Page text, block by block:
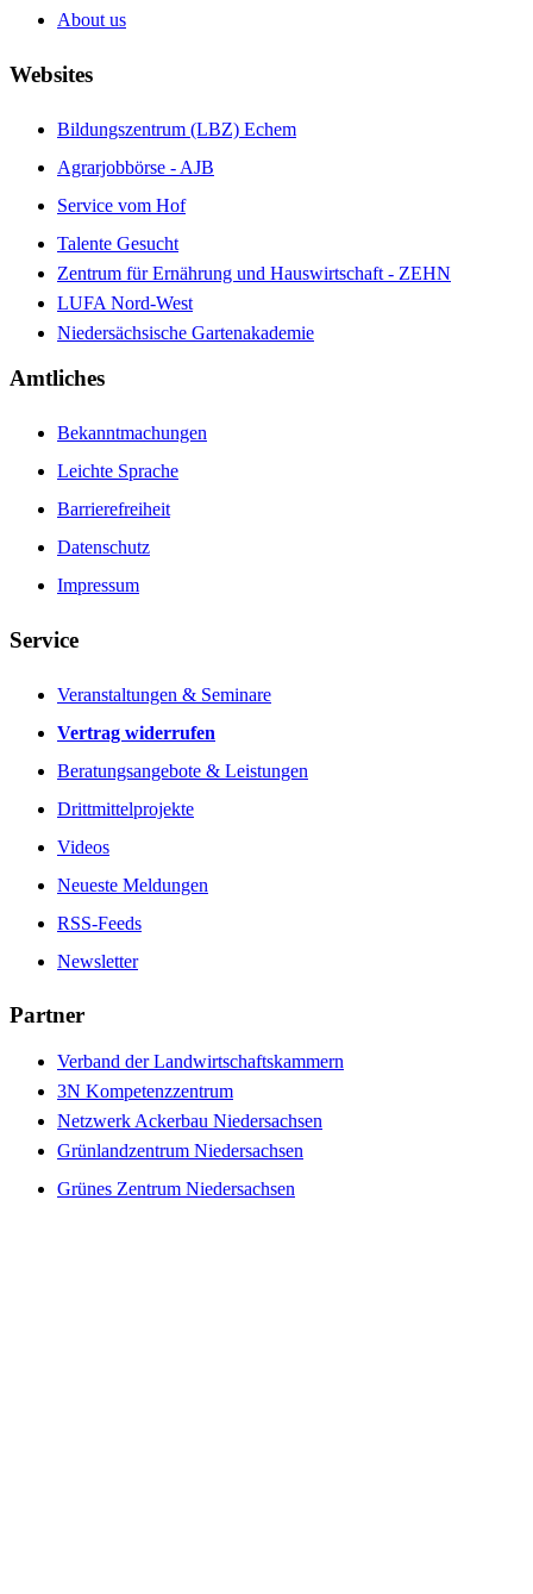
About us
Websites
Bildungszentrum (LBZ) Echem
Agrarjobbörse - AJB
Service vom Hof
Talente Gesucht
Zentrum für Ernährung und Hauswirtschaft - ZEHN
LUFA Nord-West
Niedersächsische Gartenakademie
Amtliches
Bekanntmachungen
Leichte Sprache
Barrierefreiheit
Datenschutz
Impressum
Service
Veranstaltungen & Seminare
Vertrag widerrufen
Beratungsangebote & Leistungen
Drittmittelprojekte
Videos
Neueste Meldungen
RSS-Feeds
Newsletter
Partner
Verband der Landwirtschaftskammern
3N Kompetenzzentrum
Netzwerk Ackerbau Niedersachsen
Grünlandzentrum Niedersachsen
Grünes Zentrum Niedersachsen